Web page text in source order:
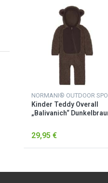
Kinder Teddy Overall
„Balivanich“
29,95 €